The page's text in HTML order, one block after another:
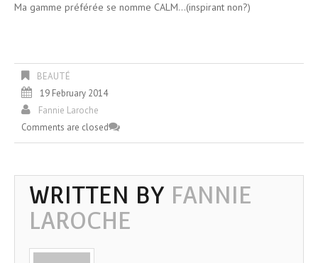
Ma gamme préférée se nomme CALM...(inspirant non?)
BEAUTÉ
19 February 2014
Fannie Laroche
Comments are closed
WRITTEN BY FANNIE
LAROCHE